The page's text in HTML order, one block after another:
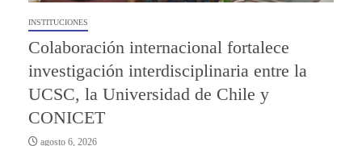
INSTITUCIONES
Colaboración internacional fortalece
investigación interdisciplinaria entre la
UCSC, la Universidad de Chile y
CONICET
agosto 6, 2026